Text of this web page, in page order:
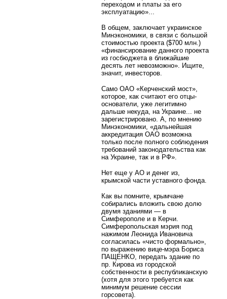
переходом и платы за его
эксплуатацию»...
В общем, заключает украинское
Минэкономики, в связи с большой
стоимостью проекта ($700 млн.)
«финансирование данного проекта
из госбюджета в ближайшие
десять лет невозможно». Ищите,
значит, инвесторов.
Само ОАО «Керченский мост»,
которое, как считают его отцы-
основатели, уже легитимно
дальше некуда, на Украине... не
зарегистрировано. А, по мнению
Минэкономики, «дальнейшая
аккредитация ОАО возможна
только после полного соблюдения
требований законодательства как
на Украине, так и в РФ».
Нет еще у АО и денег из,
крымской части уставного фонда.
Как вы помните, крымчане
собирались вложить свою долю
двумя зданиями — в
Симферополе и в Керчи.
Симферопольская мэрия под
нажимом Леонида Ивановича
согласилась «чисто формально»,
по выражению вице-мэра Бориса
ПАЩЕНКО, передать здание по
пр. Кирова из городской
собственности в республиканскую
(хотя для этого требуется как
минимум решение сессии
горсовета).